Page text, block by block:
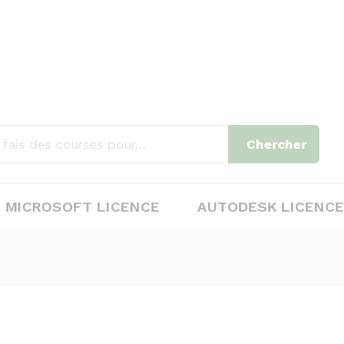
Chercher
MICROSOFT LICENCE AUTODESK LICENCE